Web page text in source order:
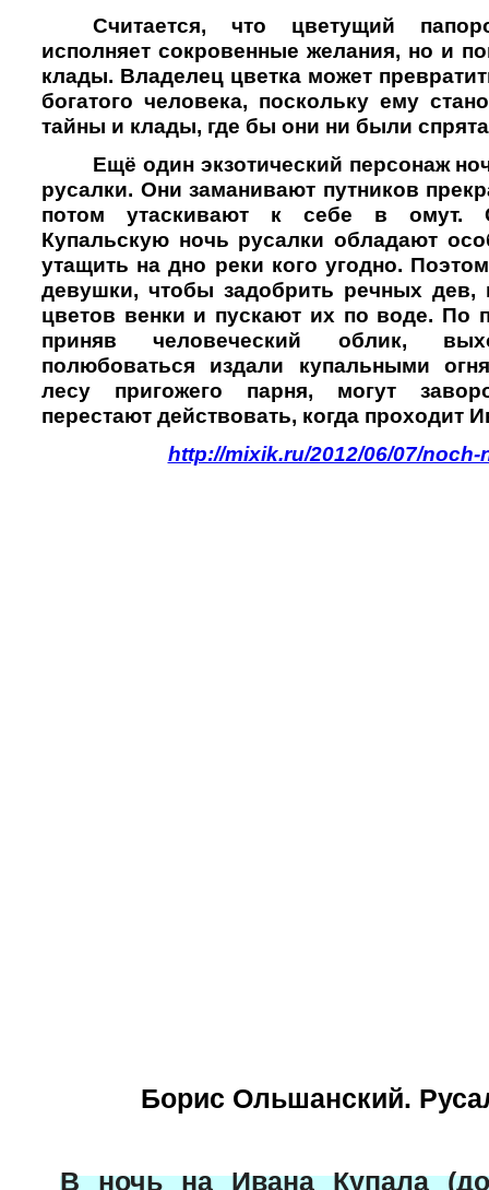
Считается, что цветущий
исполняет сокровенные желания, но и
клады. Владелец цветка может
богатого человека, поскольку ему
тайны и клады, где бы они ни были
Ещё один экзотический персонаж
русалки. Они заманивают путников
потом утаскивают к себе в омут.
Купальскую ночь русалки обладают
утащить на дно реки кого угодно.
девушки, чтобы задобрить речных дев,
цветов венки и пускают их по воде. По
приняв человеческий облик,
полюбоваться издали купальными
лесу пригожего парня, могут
перестают действовать, когда проходит
http://mixik.ru/2012/06/07/
Борис Ольшанский.
В ночь на Ивана Купала